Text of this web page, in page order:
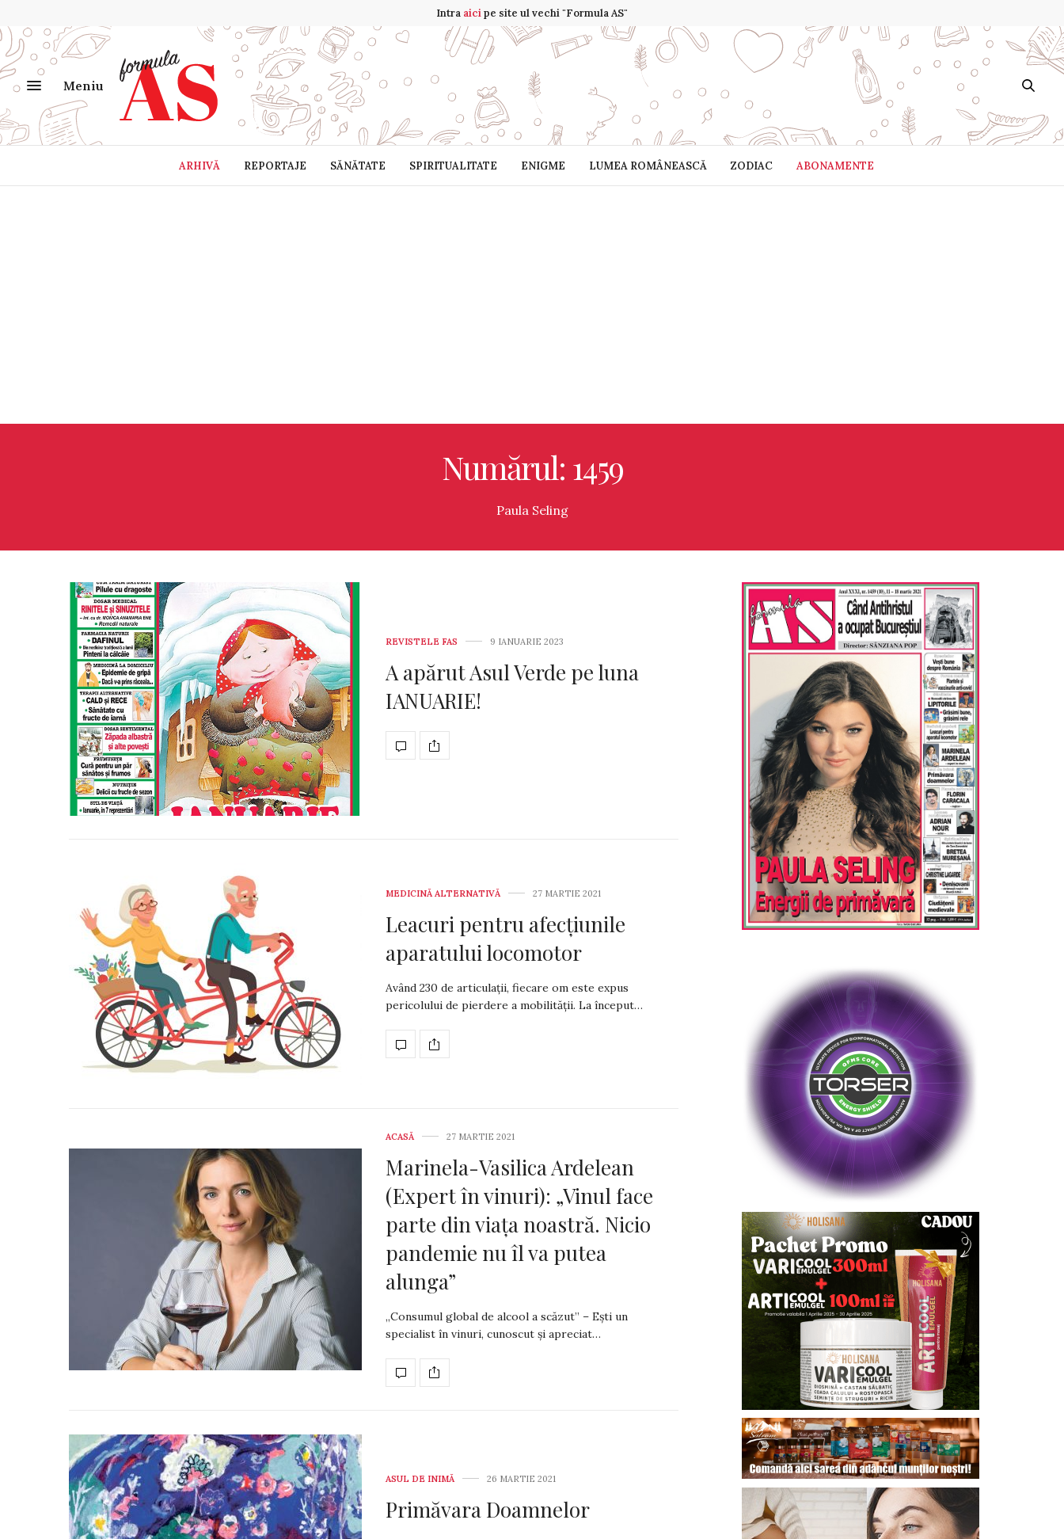
Intra aicipe site ul vechi "Formula AS"
Meniu
ARHIVĂ REPORTAJE SĂNĂTATE SPIRITUALITATE ENIGME LUMEA ROMÂNEASCĂ ZODIAC ABONAMENTE
Numărul: 1459
Paula Seling
REVISTELE FAS 9 IANUARIE 2023
A apărut Asul Verde pe luna
IANUARIE!
MEDICINĂ ALTERNATIVĂ 27 MARTIE 2021
Leacuri pentru afecțiunile
aparatului locomotor
Având 230 de articulații, fiecare om este expus
pericolului de pierdere a mobili­tății. La început…
ACASĂ 27 MARTIE 2021
Marinela-Vasilica Ardelean
(Expert în vinuri): „Vinul face
parte din viața noastră. Nicio
pandemie nu îl va putea
alunga”
„Consumul global de alcool a scăzut” – Ești un
specialist în vinuri, cunoscut și apreciat…
ASUL DE INIMĂ 26 MARTIE 2021
Primăvara Doamnelor